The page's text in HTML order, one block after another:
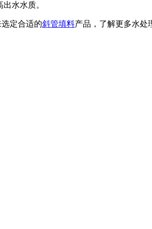
水水质。
定合适的斜管填料产品，了解更多水处